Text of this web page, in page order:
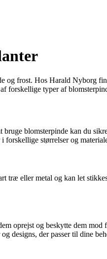
og frost. Hos Harald Nyborg
typer af
blomsterpinde kan du
størrelser og
træ eller metal og kan let
oprejst og beskytte dem
designs, der passer til dine